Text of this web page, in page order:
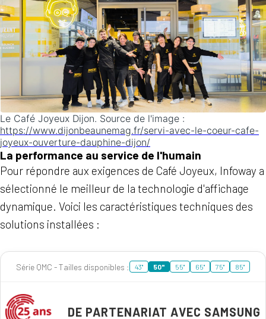
Le Café Joyeux Dijon. Source de l'image :
https://www.dijonbeaunemag.fr/servi-avec-le-coeur-cafe-
joyeux-ouverture-dauphine-dijon/
La performance au service de l'humain
Pour répondre aux exigences de Café Joyeux, Infoway a
sélectionné le meilleur de la technologie d'affichage
dynamique. Voici les caractéristiques techniques des
solutions installées :
Série QMC - Tailles disponibles : 43" 50" 55" 65" 75" 85"
DE PARTENARIAT AVEC SAMSUNG